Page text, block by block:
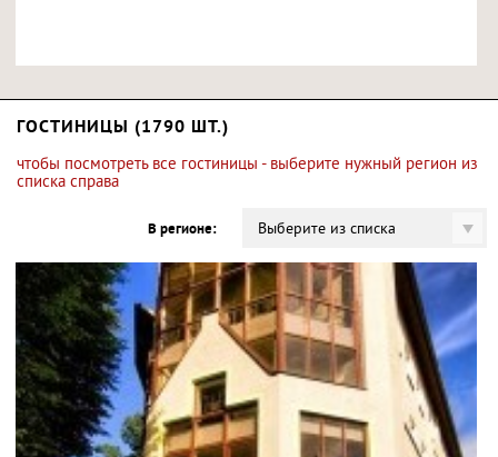
ГОСТИНИЦЫ (1790 ШТ.)
чтобы посмотреть все гостиницы - выберите нужный регион из
списка справа
В регионе: Выберите из списка